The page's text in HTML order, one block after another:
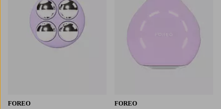
FOREO
FOREO